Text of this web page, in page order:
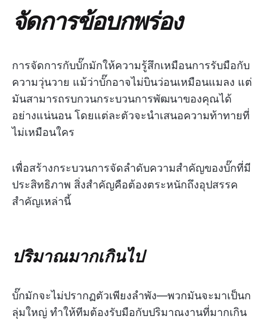
จัดการข้อบกพร่อง
การจัดการกับบั๊กมักให้ความรู้สึกเหมือนการรับมือกับ
ความวุ่นวาย แม้ว่าบั๊กอาจไม่บินว่อนเหมือนแมลง แต่
มันสามารถรบกวนกระบวนการพัฒนาของคุณได้
อย่างแน่นอน โดยแต่ละตัวจะนำเสนอความท้าทายที่
ไม่เหมือนใคร
เพื่อสร้างกระบวนการจัดลำดับความสำคัญของบั๊กที่มี
ประสิทธิภาพ สิ่งสำคัญคือต้องตระหนักถึงอุปสรรค
สำคัญเหล่านี้
ปริมาณมากเกินไป
บั๊กมักจะไม่ปรากฏตัวเพียงลำพัง—พวกมันจะมาเป็นก
ลุ่มใหญ่ ทำให้ทีมต้องรับมือกับปริมาณงานที่มากเกิน